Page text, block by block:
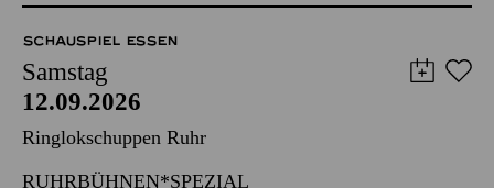
SCHAUSPIEL ESSEN
Samstag
12.09.2026
Ringlokschuppen Ruhr
RUHRBÜHNEN*SPEZIAL